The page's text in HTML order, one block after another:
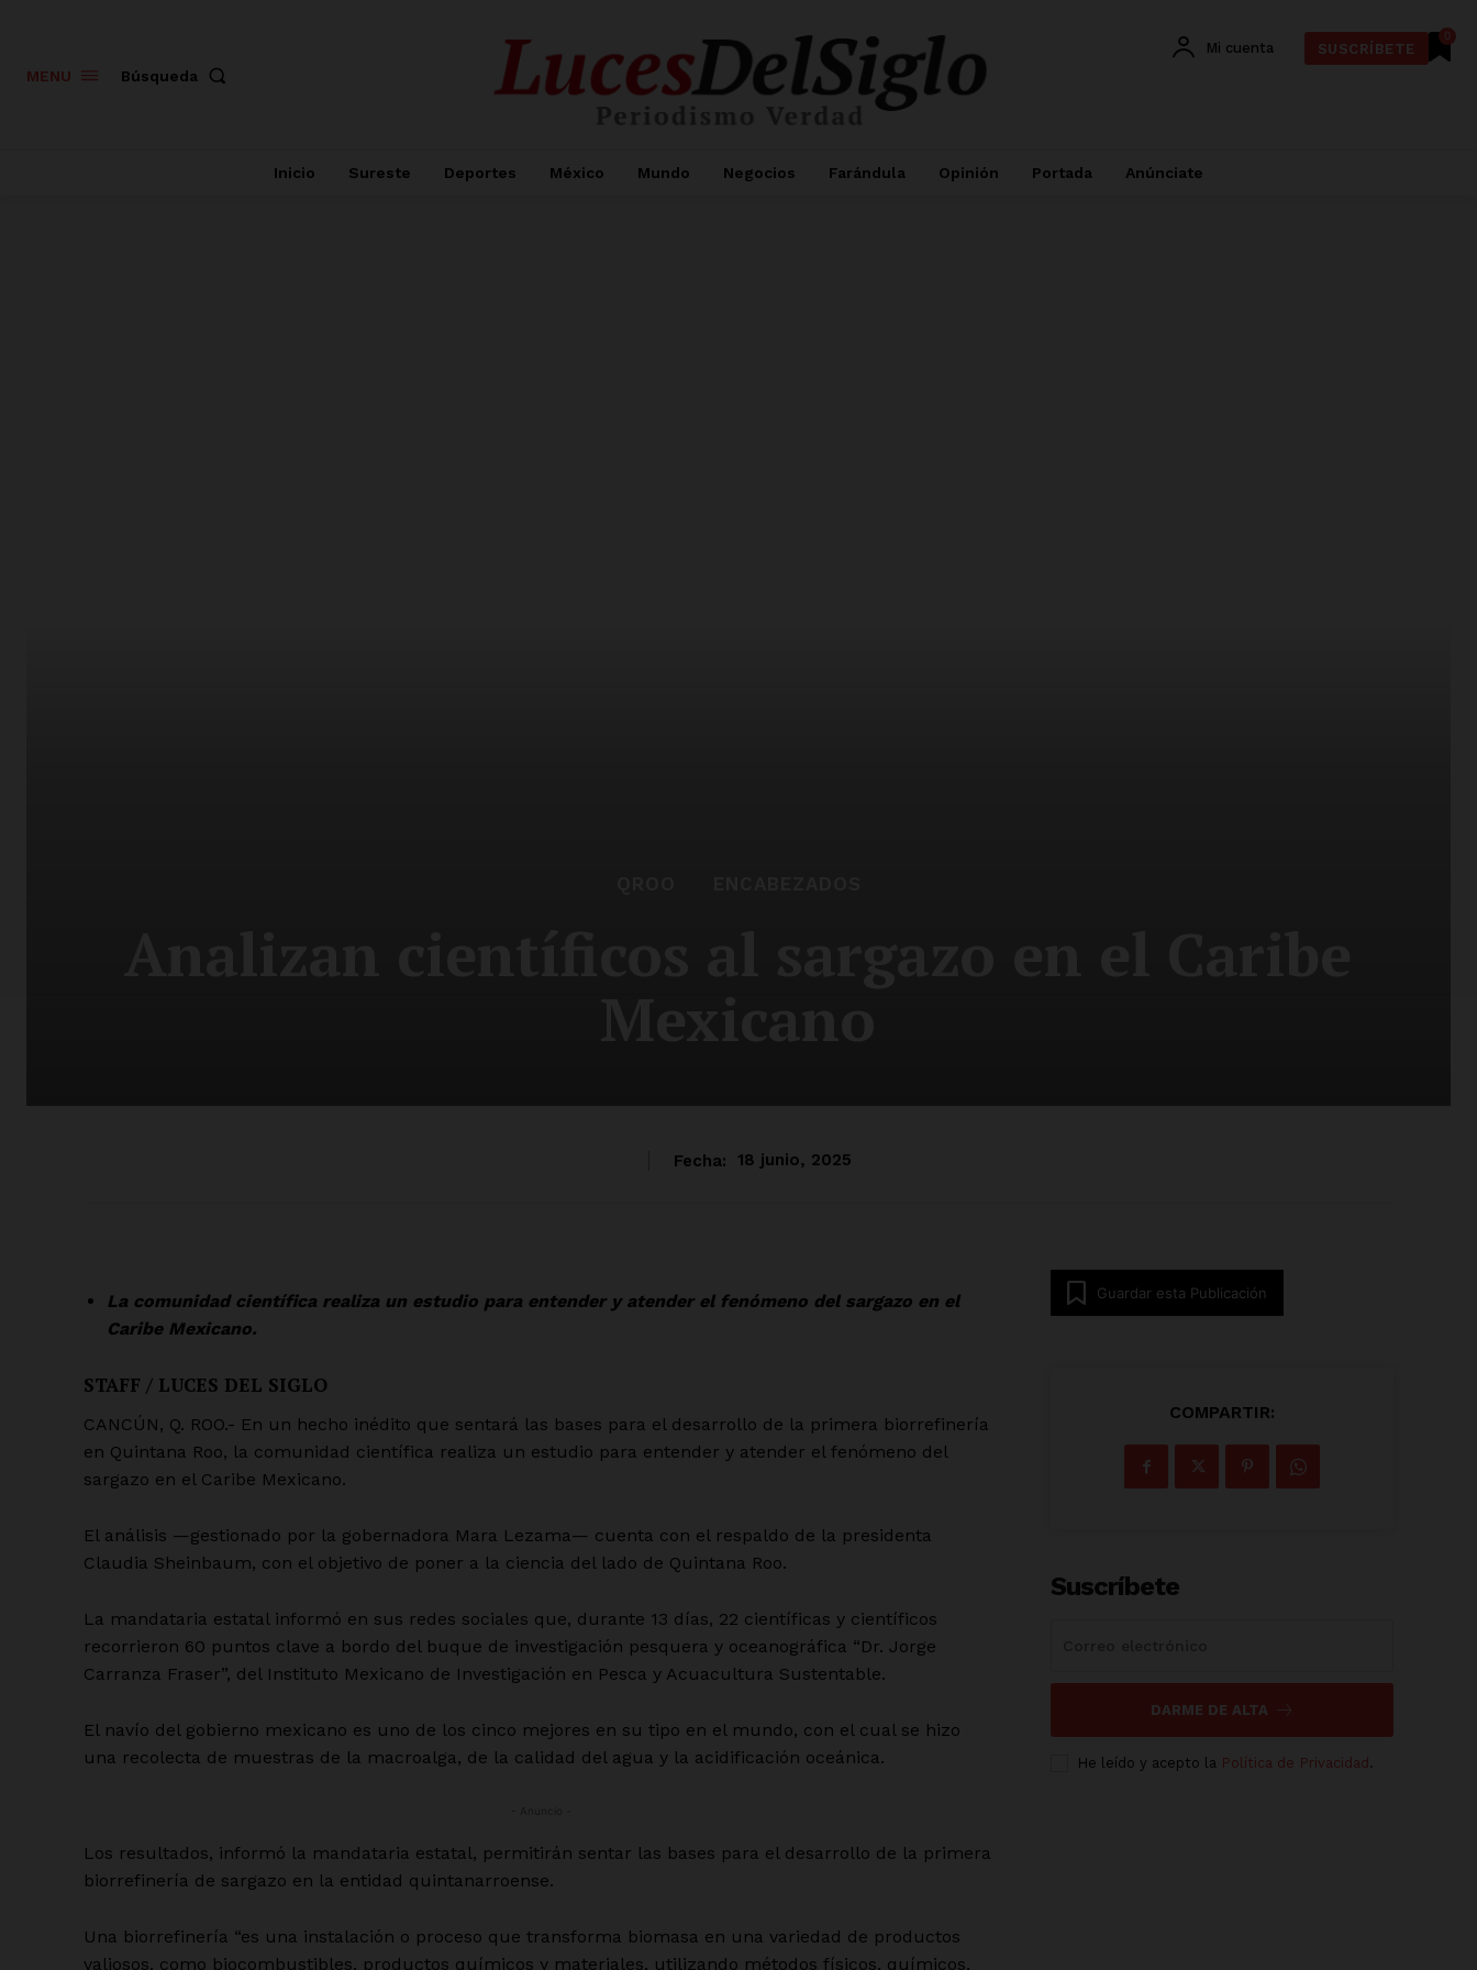
MENU Búsqueda
0
Mi cuenta SUSCRÍBETE
Inicio Sureste Deportes México Mundo Negocios Farándula Opinión Portada Anúnciate
Fecha: 18 junio, 2025
La comunidad científica realiza un estudio para entender y atender el fenómeno del sargazo en el
Caribe Mexicano.
STAFF / LUCES DEL SIGLO
CANCÚN, Q. ROO.- En un hecho inédito que sentará las bases para el desarrollo de la primera biorrefinería
en Quintana Roo, la comunidad científica realiza un estudio para entender y atender el fenómeno del
sargazo en el Caribe Mexicano.
El análisis —gestionado por la gobernadora Mara Lezama— cuenta con el respaldo de la presidenta
Claudia Sheinbaum, con el objetivo de poner a la ciencia del lado de Quintana Roo.
La mandataria estatal informó en sus redes sociales que, durante 13 días, 22 científicas y científicos
recorrieron 60 puntos clave a bordo del buque de investigación pesquera y oceanográfica “Dr. Jorge
Carranza Fraser”, del Instituto Mexicano de Investigación en Pesca y Acuacultura Sustentable.
El navío del gobierno mexicano es uno de los cinco mejores en su tipo en el mundo, con el cual se hizo
una recolecta de muestras de la macroalga, de la calidad del agua y la acidificación oceánica.
Los resultados, informó la mandataria estatal, permitirán sentar las bases para el desarrollo de la primera
biorrefinería de sargazo en la entidad quintanarroense.
Una biorrefinería “es una instalación o proceso que transforma biomasa en una variedad de productos
valiosos, como biocombustibles, productos químicos y materiales, utilizando métodos físicos, químicos,
Guardar esta Publicación
COMPARTIR:
Suscríbete
DARME DE ALTA
He leído y acepto la Política de Privacidad .